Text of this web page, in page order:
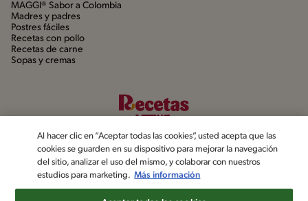
MAGGI® Sabor a Colombia
Madres y padres
Postres fáciles
Recetas con pollo
Recetas de carne
Sopas y cremas
Al hacer clic en “Aceptar todas las cookies”, usted acepta que las
cookies se guarden en su dispositivo para mejorar la navegación
del sitio, analizar el uso del mismo, y colaborar con nuestros
estudios para marketing. Más información